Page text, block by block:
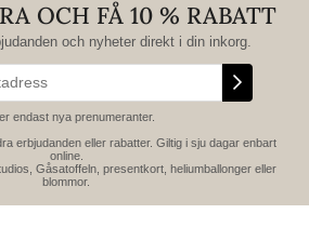
OCH FÅ 10 % RABATT
och nyheter direkt i din inkorg.
endast nya prenumeranter.
erbjudanden eller rabatter. Giltig i sju dagar enbart
online.
Gåsatoffeln, presentkort, heliumballonger eller
blommor.